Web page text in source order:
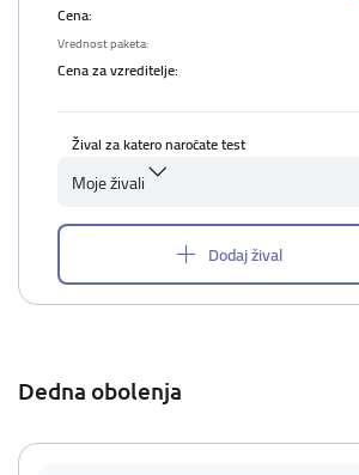
Cena:
Vrednost paketa:
Cena za vzreditelje:
Žival za katero naročate test
Moje živali
Dodaj žival
Dedna obolenja